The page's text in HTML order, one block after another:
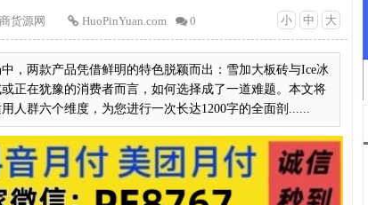
小 中 大
货源网 HuoPinYuan.com 0
，两款产品凭借鲜明的特色脱颖而出：雪加大板砖与Ice冰
正在犹豫的消费者而言，如何选择成了一道难题。本文将
人群六个维度，为您进行一次长达1200字的全面剖......